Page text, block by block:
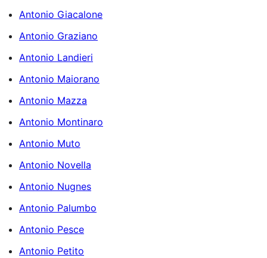
Antonio Giacalone
Antonio Graziano
Antonio Landieri
Antonio Maiorano
Antonio Mazza
Antonio Montinaro
Antonio Muto
Antonio Novella
Antonio Nugnes
Antonio Palumbo
Antonio Pesce
Antonio Petito